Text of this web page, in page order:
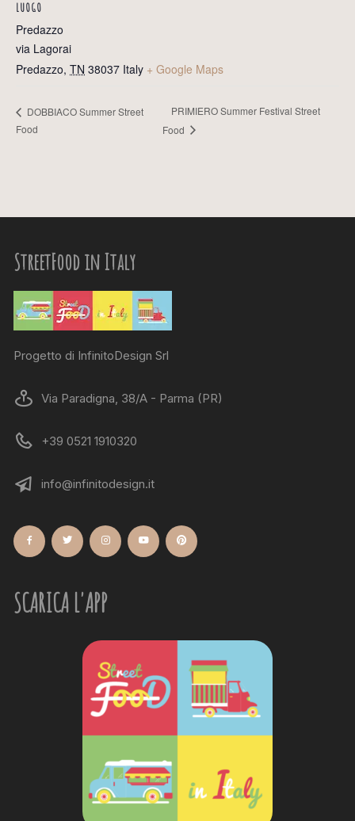
LUOGO
Predazzo
via Lagorai
Predazzo, TN 38037 Italy + Google Maps
DOBBIACO Summer Street
Food
PRIMIERO Summer Festival Street
Food
StreetFood in Italy
Progetto di InfinitoDesign Srl
Via Paradigna, 38/A - Parma (PR)
+39 0521 1910320
info@infinitodesign.it
SCARICA L'APP